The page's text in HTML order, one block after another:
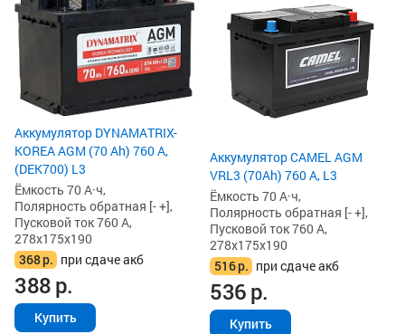
Аккумулятор DYNAMATRIX-
KOREA AGM (70 Ah) 760 А,
(DEK700) L3
Ёмкость 70 А·ч,
Полярность обратная [- +],
Пусковой ток 760 А,
278x175x190
368р. при сдаче акб
388р.
Купить
Аккумулятор CAMEL AGM
VRL3 (70Ah) 760 А, L3
Ёмкость 70 А·ч,
Полярность обратная [- +],
Пусковой ток 760 А,
278x175x190
516р. при сдаче акб
536р.
Купить